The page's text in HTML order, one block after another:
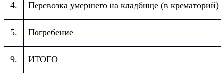
4. Перевозка умершего на кладбище (в крематорий)
5. Погребение
9. ИТОГО